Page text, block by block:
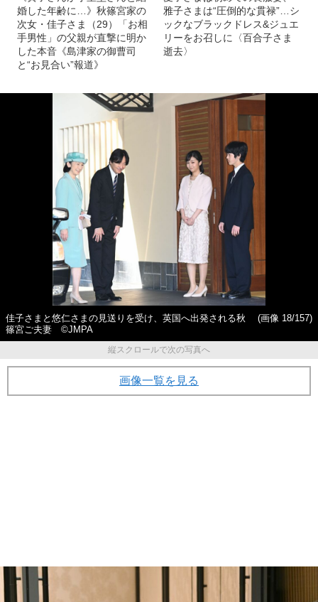
婚した年齢に…》秋篠宮家の
次女・佳子さま（29）「お相
手男性」の父親が直撃に明か
した本音《島津家の御曹司
と“お見合い”報道》
雅子さまは“圧倒的な貫禄”…シ
ックなブラックドレス&ジュエ
リーをお召しに〈百合子さま
逝去〉
佳子さまと悠仁さまの見送りを受け、英国へ出発される秋
篠宮ご夫妻 ©JMPA
(画像 18/157)
縦スクロールで次の写真へ
画像一覧を見る